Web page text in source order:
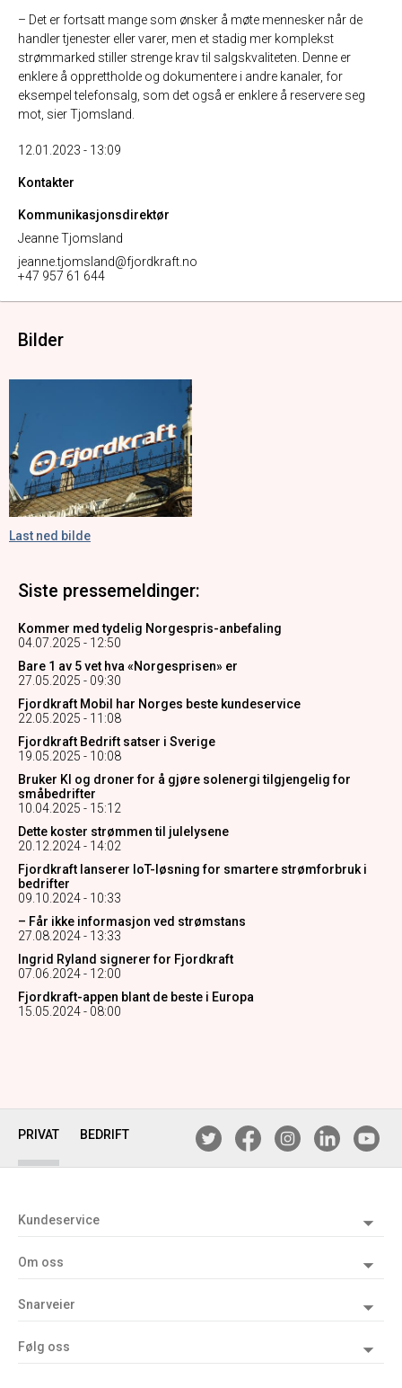
– Det er fortsatt mange som ønsker å møte mennesker når de
handler tjenester eller varer, men et stadig mer komplekst
strømmarked stiller strenge krav til salgskvaliteten. Denne er
enklere å opprettholde og dokumentere i andre kanaler, for
eksempel telefonsalg, som det også er enklere å reservere seg
mot, sier Tjomsland.
12.01.2023 - 13:09
Kontakter
Kommunikasjonsdirektør
Jeanne Tjomsland
jeanne.tjomsland@fjordkraft.no
+47 957 61 644
Bilder
Last ned bilde
Siste pressemeldinger:
Kommer med tydelig Norgespris-anbefaling
04.07.2025 - 12:50
Bare 1 av 5 vet hva «Norgesprisen» er
27.05.2025 - 09:30
Fjordkraft Mobil har Norges beste kundeservice
22.05.2025 - 11:08
Fjordkraft Bedrift satser i Sverige
19.05.2025 - 10:08
Bruker KI og droner for å gjøre solenergi tilgjengelig for
småbedrifter
10.04.2025 - 15:12
Dette koster strømmen til julelysene
20.12.2024 - 14:02
Fjordkraft lanserer IoT-løsning for smartere strømforbruk i
bedrifter
09.10.2024 - 10:33
– Får ikke informasjon ved strømstans
27.08.2024 - 13:33
Ingrid Ryland signerer for Fjordkraft
07.06.2024 - 12:00
Fjordkraft-appen blant de beste i Europa
15.05.2024 - 08:00
PRIVAT BEDRIFT
Kundeservice
Om oss
Snarveier
Følg oss